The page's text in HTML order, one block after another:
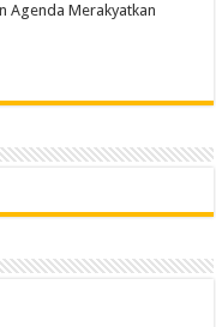
Agenda Merakyatkan